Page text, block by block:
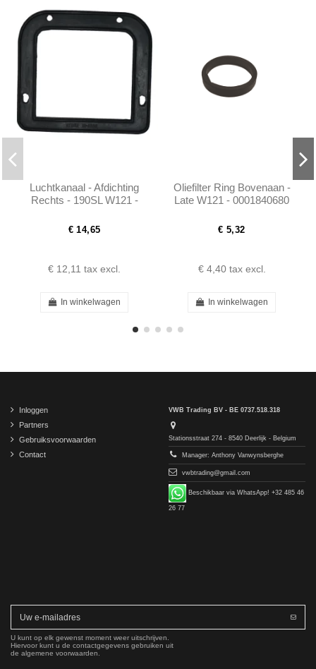
Luchtkanaal - Afdichting
Rechts - 190SL W121 -
€ 14,65
€ 12,11 tax excl.
In winkelwagen
Oliefilter Ring Bovenaan -
Late W121 - 0001840680
€ 5,32
€ 4,40 tax excl.
In winkelwagen
Inloggen
Partners
Gebruiksvoorwaarden
Contact
VWB Trading BV - BE 0737.518.318
Stationsstraat 274 - 8540 Deerlijk - Belgium
Manager: Anthony Vanwynsberghe
vwbtrading@gmail.com
Beschikbaar via WhatsApp! +32 485 46
26 77
U kunt op elk gewenst moment weer uitschrijven.
Hiervoor kunt u de contactgegevens gebruiken uit
de algemene voorwaarden.